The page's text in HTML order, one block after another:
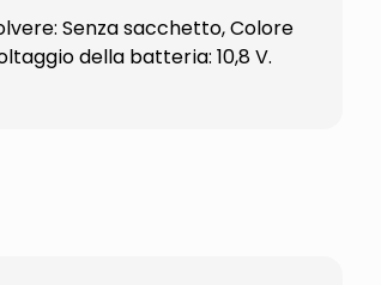
Senza sacchetto, Colore
della batteria: 10,8 V.